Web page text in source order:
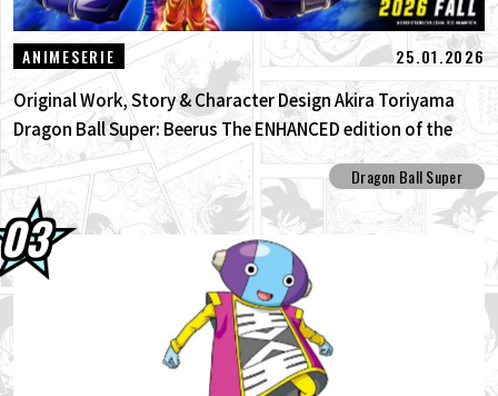
ANIMESERIE 25.01.2026
Original Work, Story & Character Design Akira Toriyama
Dragon Ball Super: Beerus The ENHANCED edition of the
anime Dragon Ball Super begins anew!
Dragon Ball Super